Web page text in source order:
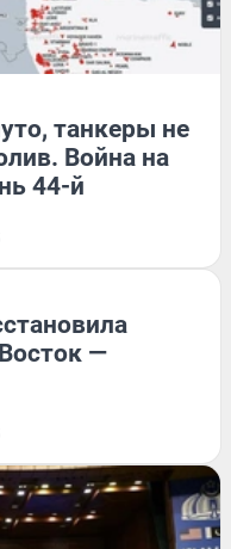
танкеры не
Война на
44-й
—